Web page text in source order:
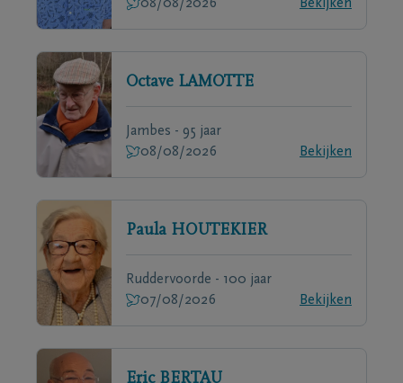
08/08/2026
Bekijken
Octave LAMOTTE
Jambes - 95 jaar
08/08/2026
Bekijken
Paula HOUTEKIER
Ruddervoorde - 100 jaar
07/08/2026
Bekijken
Eric BERTAU